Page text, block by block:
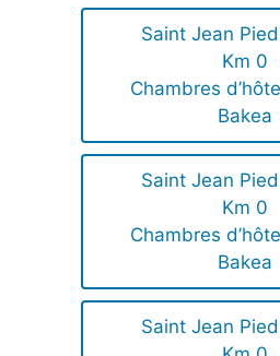
Saint Jean
Km 0
Chambres
Bakea
Saint Jean
Km 0
Chambres
Bakea
Saint Jean